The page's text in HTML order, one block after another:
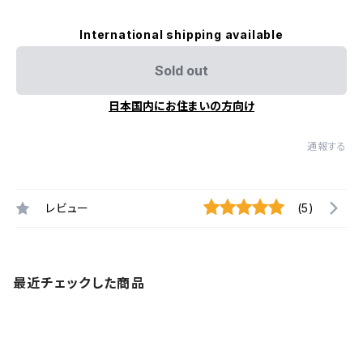
International shipping available
Sold out
日本国内にお住まいの方向け
通報する
レビュー (5)
最近チェックした商品